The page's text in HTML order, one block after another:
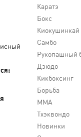
Каратэ
Бокс
Киокушинкай
Самбо
Рукопашный
Дзюдо
Кикбоксинг
Борьба
MMA
Тхэквондо
Новинки